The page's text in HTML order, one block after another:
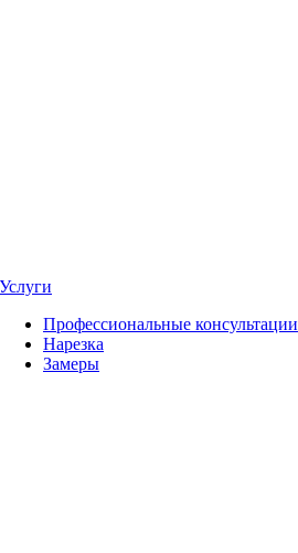
Услуги
Профессиональные консультации
Нарезка
Замеры